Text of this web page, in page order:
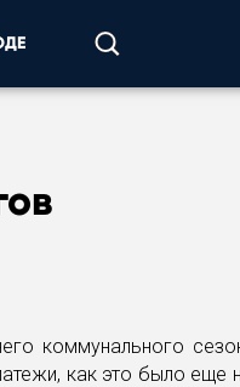
коммунального
как это было еще